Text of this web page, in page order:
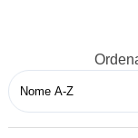
eletrodo (MMA),
Na hora de escolher
será soldado, a
trabalho. Para uso
de 130 A a 200 A já
grossas, máquinas